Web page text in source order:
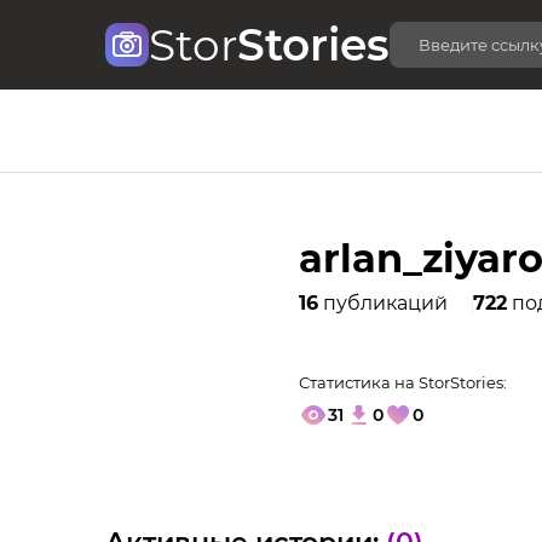
StorStories
16 публикаций 722
Статистика на StorStories:
31 0 0